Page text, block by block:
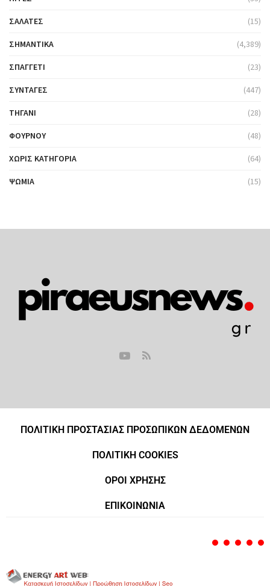
ΣΑΛΆΤΕΣ (15)
ΣΗΜΑΝΤΙΚΆ (4,389)
ΣΠΑΓΓΈΤΙ (23)
ΣΥΝΤΑΓΈΣ (447)
ΤΗΓΆΝΙ (28)
ΦΟΎΡΝΟΥ (48)
ΧΩΡΊΣ ΚΑΤΗΓΟΡΊΑ (64)
ΨΩΜΙΆ (15)
ΠΟΛΙΤΙΚΗ ΠΡΟΣΤΑΣΙΑΣ ΠΡΟΣΩΠΙΚΩΝ ΔΕΔΟΜΕΝΩΝ
ΠΟΛΙΤΙΚΗ COOKIES
ΟΡΟΙ ΧΡΗΣΗΣ
ΕΠΙΚΟΙΝΩΝΙΑ